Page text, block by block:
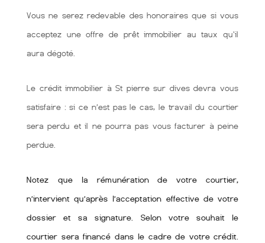
Vous ne serez redevable des honoraires que si vous
acceptez une offre de prêt immobilier au taux qu'il
aura dégoté.
Le crédit immobilier à St pierre sur dives devra vous
satisfaire : si ce n’est pas le cas, le travail du courtier
sera perdu et il ne pourra pas vous facturer à peine
perdue.
Notez que la rémunération de votre courtier,
n’intervient qu’après l’acceptation effective de votre
dossier et sa signature. Selon votre souhait le
courtier sera financé dans le cadre de votre crédit.